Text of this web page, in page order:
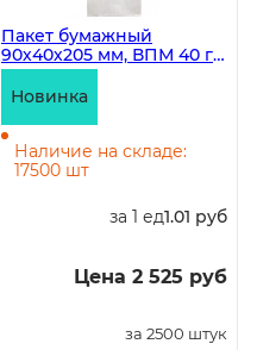
Пакет бумажный
90х40х205 мм, ВПМ 40 г/
м2, белый, 2500 штук
Новинка
Наличие на складе:
17500 шт
за 1 ед1.01 руб
Цена 2 525 руб
за 2500 штук